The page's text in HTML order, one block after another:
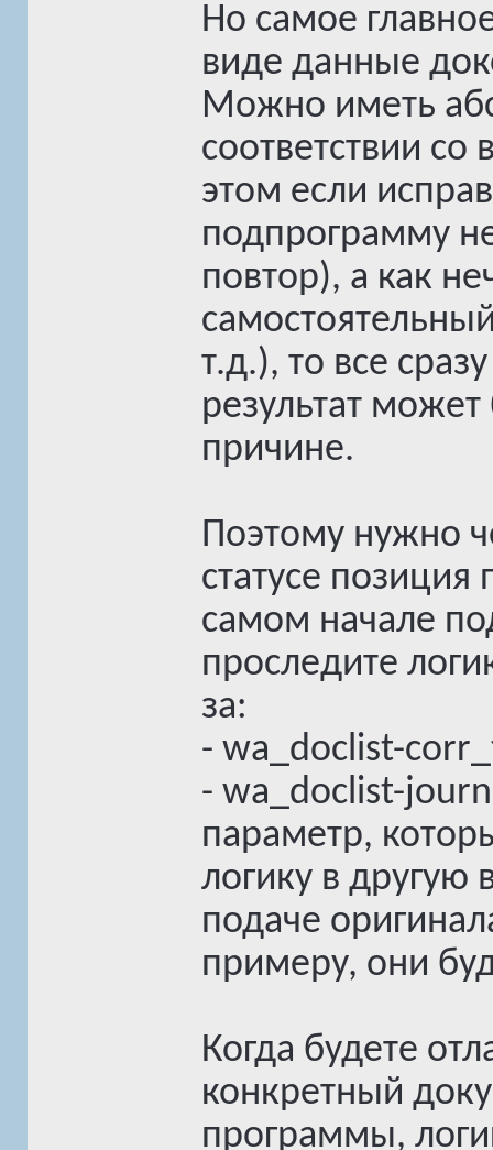
Но самое
виде данные
Можно иметь
соответствии
этом если
подпрограмму
повтор), а как
т.д.), то все
результат
причине.
Поэтому нужно
статусе
самом начале
проследите
за:
- wa_doclist-
- wa_doclist-
параметр,
логику в другую
подаче
примеру, они
Когда будете
конкретный
программы,